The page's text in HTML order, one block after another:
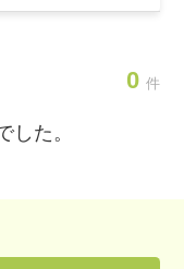
0 件
した。